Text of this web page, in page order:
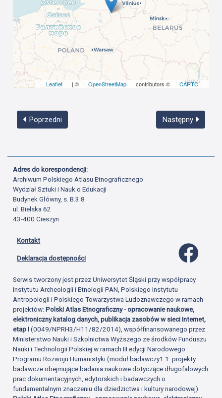
Leaflet | © OpenStreetMap contributors © CARTO
Poprzedni Następny
Adres do korespondencji:
Archiwum Polskiego Atlasu Etnograficznego
Wydział Sztuki i Nauk o Edukacji
Budynek Główny, s. B.3.8
ul. Bielska 62
43-400 Cieszyn
Kontakt
Deklaracja dostępności
Serwis tworzony jest przez Uniwersytet Śląski przy współpracy
Instytutu Archeologii i Etnologii PAN, Polskiego Instytutu
Antropologii i Polskiego Towarzystwa Ludoznawczego w ramach
projektów:Polski Atlas Etnograficzny - opracowanie naukowe,
elektroniczny katalog danych, publikacja zasobów w sieci Internet,
etap I(0049/NPRH3/H11/82/2014), współfinansowanego przez
Ministerstwo Nauki i Szkolnictwa Wyższego ze środków Funduszu
Nauki i Technologii Polskiej w ramach III edycji Narodowego
Programu Rozwoju Humanistyki (moduł badawczy1.1: projekty
badawcze obejmujące badania naukowe dotyczące długofalowych
prac dokumentacyjnych, edytorskich i badawczych o
fundamentalnym znaczeniu dla dziedzictwa i kultury narodowej).